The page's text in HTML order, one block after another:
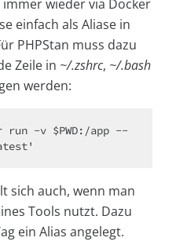
wieder via Docker
einfach als Aliase in
PHPStan muss dazu
Zeile in ~/.zshrc, ~/.bash
werden:
run -v $PWD:/app --
sich auch, wenn man
Tools nutzt. Dazu
ein Alias angelegt.